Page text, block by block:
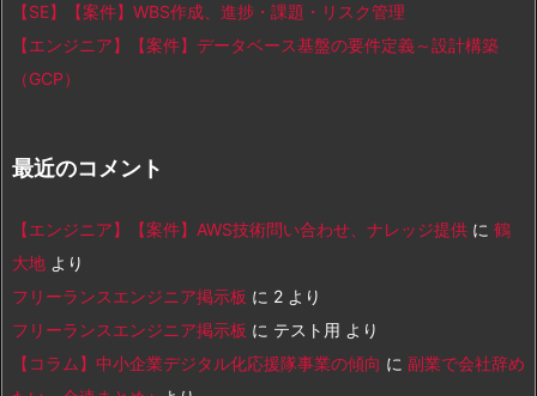
【SE】【案件】WBS作成、進捗・課題・リスク管理
【エンジニア】【案件】データベース基盤の要件定義～設計構築
（GCP）
最近のコメント
【エンジニア】【案件】AWS技術問い合わせ、ナレッジ提供 に 鶴
大地 より
フリーランスエンジニア掲示板 に 2 より
フリーランスエンジニア掲示板 に テスト用 より
【コラム】中小企業デジタル化応援隊事業の傾向 に 副業で会社辞め